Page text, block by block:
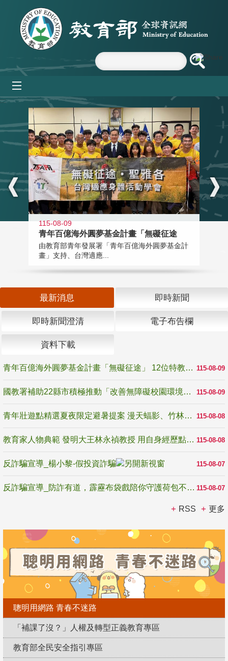
跳到主要內容區塊
:::
115-08-09
青年百億海外圓夢基金計畫「無礙征途
由教育部青年發展署「青年百億海外圓夢基金計
畫」支持、台灣適應...
最新消息 即時新聞
即時新聞澄清 電子布告欄
資料下載
115-08-09
青年百億海外圓夢基金計畫「無礙征途」 12位特教與弱勢青年勇闖西班牙 跨越感官限制見證生命蛻變
115-08-09
國教署補助22縣市積極推動「改善無障礙校園環境計畫」 打造友善、安全、無礙學習空間
115-08-08
青年壯遊點精選夏夜限定避暑提案 漫天蝠影、竹林尋蛙、茶香夜觀 邀青年暮色出發
115-08-08
教育家人物典範 發明大王林永禎教授 用自身經歷點亮學生的路
115-08-07
反詐騙宣導_楊小黎-假投資詐騙
115-08-07
反詐騙宣導_防詐有道，霹靂布袋戲陪你守護荷包不受騙
RSS 更多
聰明用網路 青春不迷路
「補課了沒？」人權及轉型正義教育專區
教育部全民安全指引專區